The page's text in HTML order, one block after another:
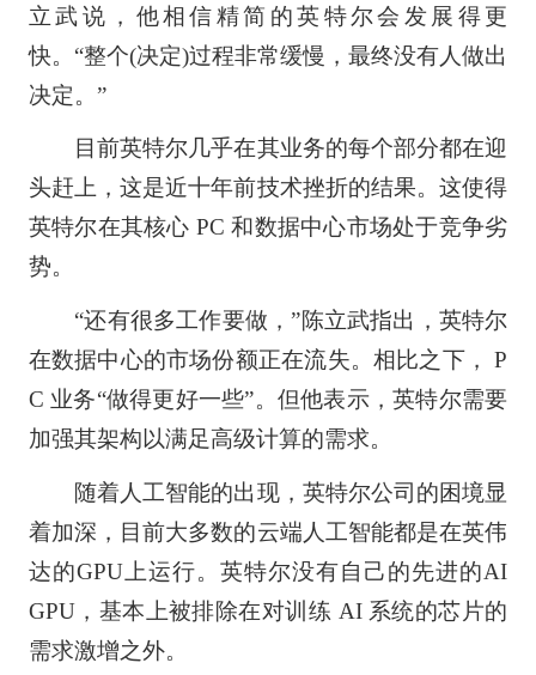
立武说，他相信精简的英特尔会发展得更
快。“整个(决定)过程非常缓慢，最终没有人做出
决定。”
目前英特尔几乎在其业务的每个部分都在迎
头赶上，这是近十年前技术挫折的结果。这使得
英特尔在其核心 PC 和数据中心市场处于竞争劣
势。
“还有很多工作要做，”陈立武指出，英特尔
在数据中心的市场份额正在流失。相比之下， P
C 业务“做得更好一些”。但他表示，英特尔需要
加强其架构以满足高级计算的需求。
随着人工智能的出现，英特尔公司的困境显
着加深，目前大多数的云端人工智能都是在英伟
达的GPU上运行。英特尔没有自己的先进的AI
GPU，基本上被排除在对训练 AI 系统的芯片的
需求激增之外。